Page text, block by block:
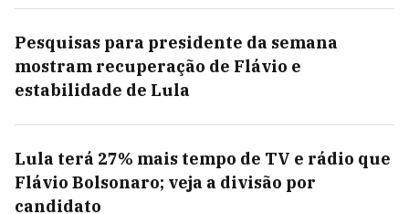
Pesquisas para presidente da semana
mostram recuperação de Flávio e
estabilidade de Lula
Lula terá 27% mais tempo de TV e rádio que
Flávio Bolsonaro; veja a divisão por
candidato